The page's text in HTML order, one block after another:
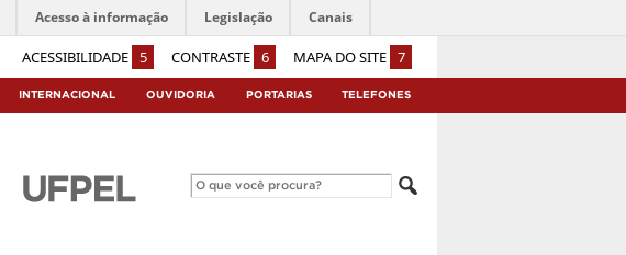
ACESSIBILIDADE 5 CONTRASTE 6 MAPA DO SITE 7
Acesso à informação Legislação Canais
INTERNACIONAL OUVIDORIA PORTARIAS TELEFONES